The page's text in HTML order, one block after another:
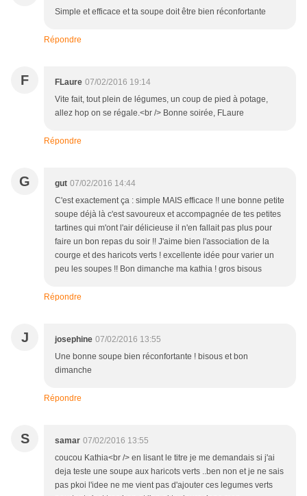
Simple et efficace et ta soupe doit être bien réconfortante
Répondre
F FLaure 07/02/2016 19:14
Vite fait, tout plein de légumes, un coup de pied à potage,
allez hop on se régale.<br /> Bonne soirée, FLaure
Répondre
G gut 07/02/2016 14:44
C'est exactement ça : simple MAIS efficace !! une bonne petite
soupe déjà là c'est savoureux et accompagnée de tes petites
tartines qui m'ont l'air délicieuse il n'en fallait pas plus pour
faire un bon repas du soir !! J'aime bien l'association de la
courge et des haricots verts ! excellente idée pour varier un
peu les soupes !! Bon dimanche ma kathia ! gros bisous
Répondre
J josephine 07/02/2016 13:55
Une bonne soupe bien réconfortante ! bisous et bon
dimanche
Répondre
S samar 07/02/2016 13:55
coucou Kathia<br /> en lisant le titre je me demandais si j'ai
deja teste une soupe aux haricots verts ..ben non et je ne sais
pas pkoi l'idee ne me vient pas d'ajouter ces legumes verts